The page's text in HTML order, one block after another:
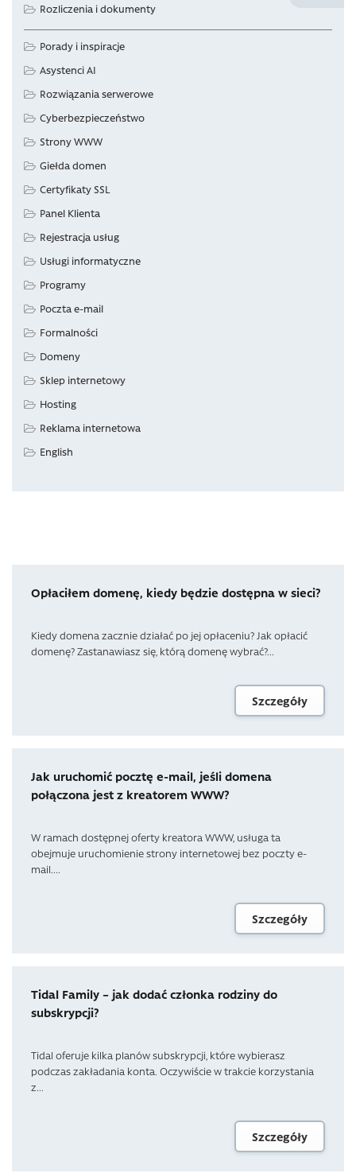
Rozliczenia i dokumenty
Porady i inspiracje
Asystenci AI
Rozwiązania serwerowe
Cyberbezpieczeństwo
Strony WWW
Giełda domen
Certyfikaty SSL
Panel Klienta
Rejestracja usług
Usługi informatyczne
Programy
Poczta e-mail
Formalności
Domeny
Sklep internetowy
Hosting
Reklama internetowa
English
Opłaciłem domenę, kiedy będzie dostępna w sieci?
Kiedy domena zacznie działać po jej opłaceniu? Jak opłacić
domenę? Zastanawiasz się, którą domenę wybrać?...
Szczegóły
Jak uruchomić pocztę e-mail, jeśli domena
połączona jest z kreatorem WWW?
W ramach dostępnej oferty kreatora WWW, usługa ta
obejmuje uruchomienie strony internetowej bez poczty e-
mail....
Szczegóły
Tidal Family – jak dodać członka rodziny do
subskrypcji?
Tidal oferuje kilka planów subskrypcji, które wybierasz
podczas zakładania konta. Oczywiście w trakcie korzystania
z...
Szczegóły